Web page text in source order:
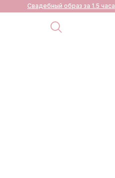
Свадебный образ за 1.5 часа